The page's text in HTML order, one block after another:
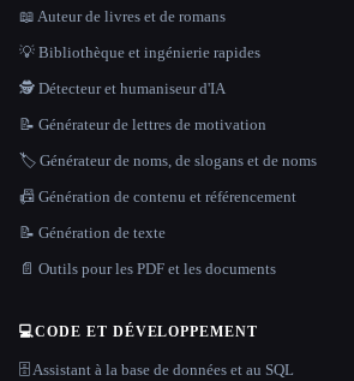
📖 Auteur de livres et de romans
💡 Bibliothèque et ingénierie rapides
🕵️ Détecteur et humaniseur d'IA
📝 Générateur de lettres de motivation
🏷️ Générateur de noms, de slogans et de noms
📠 Génération de contenu et référencement
📝 Génération de texte
📄 Outils pour les PDF et les documents
💻CODE ET DÉVELOPPEMENT
🗄️ Assistant à la base de données et au SQL